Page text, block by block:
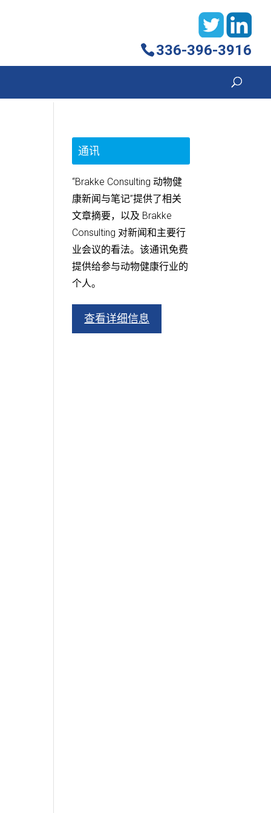
336-396-3916
通讯
“Brakke Consulting 动物健
康新闻与笔记”提供了相关
文章摘要，以及 Brakke
Consulting 对新闻和主要行
业会议的看法。该通讯免费
提供给参与动物健康行业的
个人。
查看详细信息